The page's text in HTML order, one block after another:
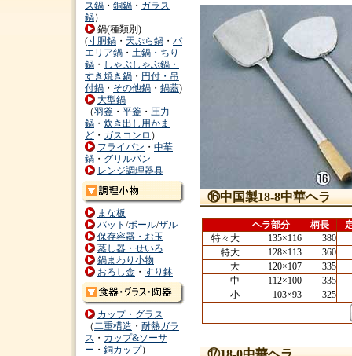
⑯中国製18-8中華ヘラ
ヘラ部分 柄長
特々大
135×116
380
特大
128×113
360
大
120×107
335
中
112×100
335
小
103×93 325
ス鍋 ・ 銅鍋 ・ ガラス
鍋）
鍋(種類別)
(寸胴鍋 ・ 天ぷら鍋 ・ パ
エリア鍋 ・ 土鍋・ちり
鍋 ・ しゃぶしゃぶ鍋・
すき焼き鍋 ・ 円付・吊
付鍋 ・ その他鍋 ・ 鍋蓋)
大型鍋
（羽釜 ・ 平釜 ・ 圧力
鍋 ・ 炊き出し用かま
ど ・ ガスコンロ ）
フライパン ・ 中華
鍋 ・ グリルパン
レンジ調理器具
まな板
バット /ボール/ザル
保存容器・お玉
蒸し器・せいろ
鍋まわり小物
おろし金 ・ すり鉢
カップ・グラス
（二重構造 ・ 耐熱ガラ
ス ・ カップ&ソーサ
ー ・ 銅カップ）